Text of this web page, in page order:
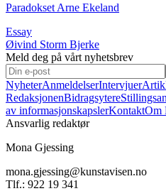
Paradokset Arne Ekeland
Essay
Øivind Storm Bjerke
Meld deg på vårt nyhetsbrev
NyheterAnmeldelserIntervjuer
RedaksjonenBidragsytere
av informasjonskapslerKontaktOm
Ansvarlig redaktør
Mona Gjessing
mona.gjessing@kunstavisen.no
Tlf.: 922 19 341